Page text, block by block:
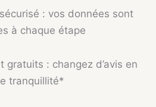
: vos données sont
à chaque étape
gratuits : changez d’avis en
tranquillité*